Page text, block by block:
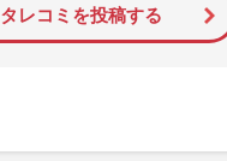
タレコミを投稿する